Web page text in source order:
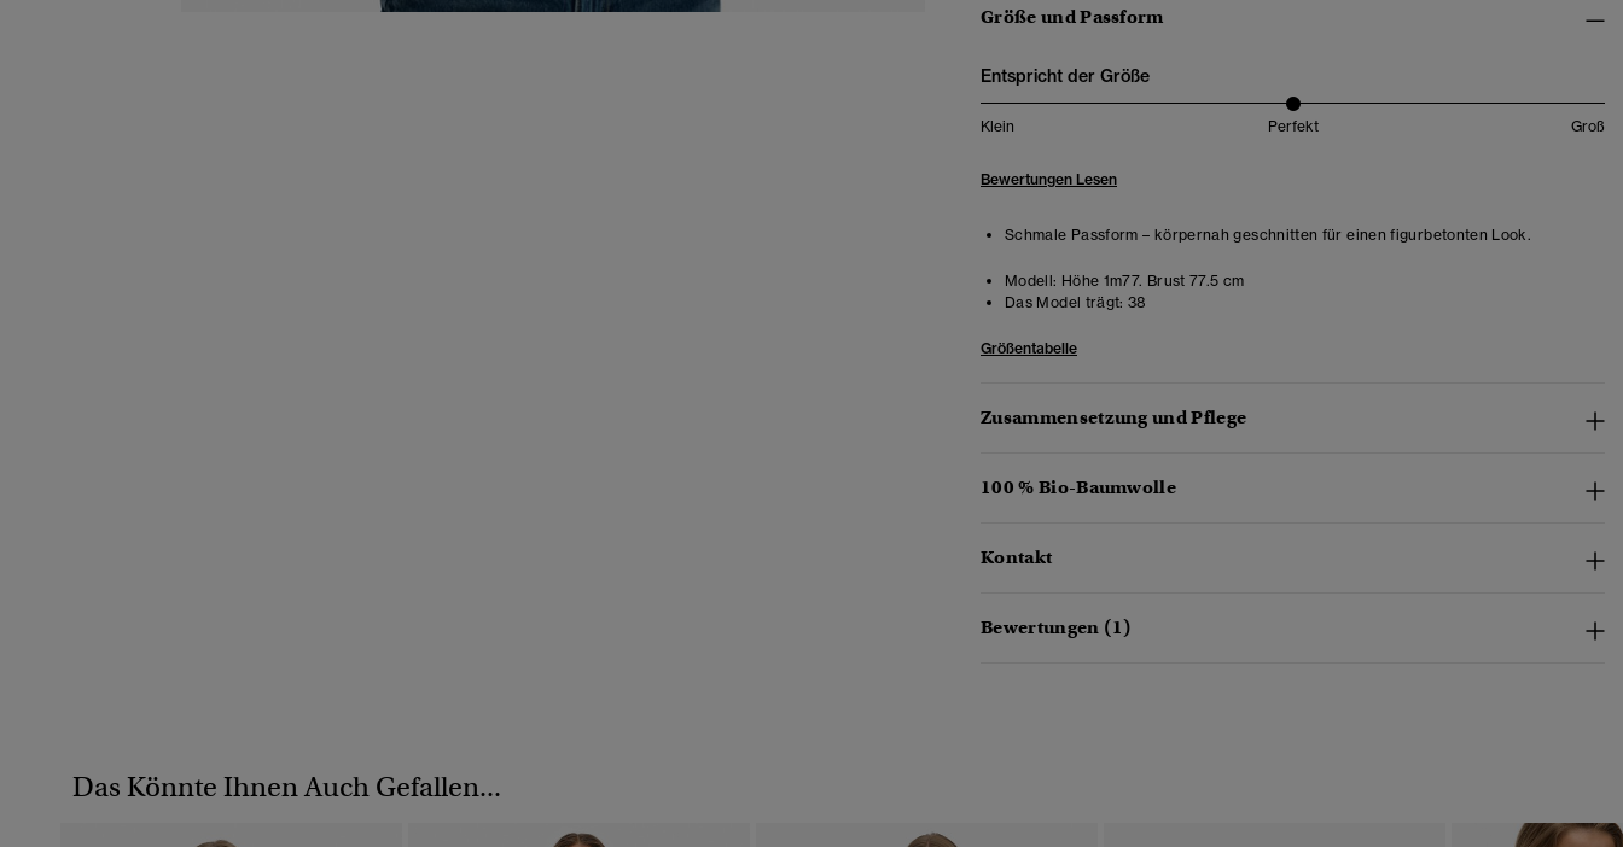
Größe und Passform
Entspricht der Größe
Klein Perfekt Groß
Bewertungen Lesen
Schmale Passform – körpernah geschnitten für einen figurbetonten Look.
Modell: Höhe 1m77. Brust 77.5 cm
Das Model trägt: 38
Größentabelle
Zusammensetzung und Pflege
100 % Bio-Baumwolle
Kontakt
Bewertungen (1)
Das Könnte Ihnen Auch Gefallen...